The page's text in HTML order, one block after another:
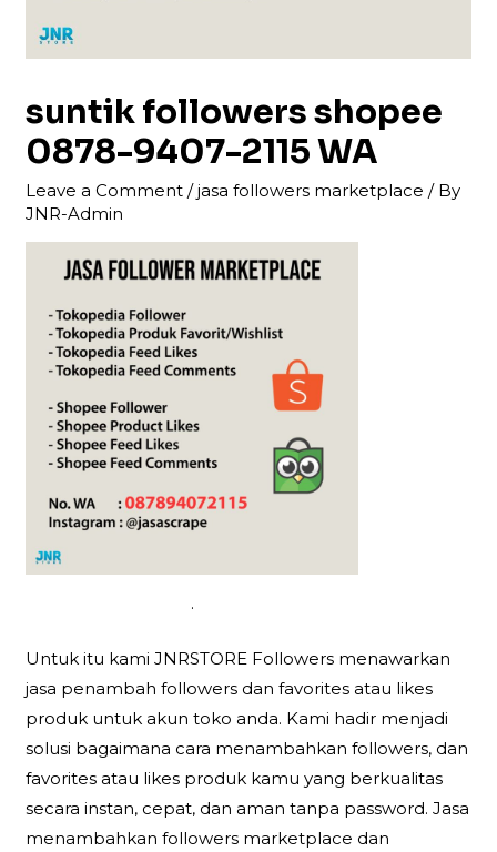
suntik followers shopee
0878-9407-2115 WA
Leave a Comment /jasa followers marketplace / By
JNR-Admin
.
Untuk itu kami JNRSTORE Followers menawarkan
jasa penambah followers dan favorites atau likes
produk untuk akun toko anda. Kami hadir menjadi
solusi bagaimana cara menambahkan followers, dan
favorites atau likes produk kamu yang berkualitas
secara instan, cepat, dan aman tanpa password. Jasa
menambahkan followers marketplace dan